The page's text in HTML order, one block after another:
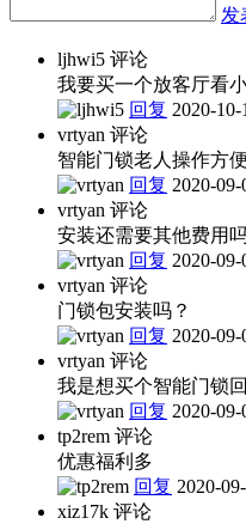
发
ljhwi5 评论
我要买一个放客厅看
回复 2020-
vrtyan 评论
智能门锁老人操作方
回复 2020-
vrtyan 评论
安装还需要其他费用
回复 2020-09-
vrtyan 评论
门锁包安装吗？
回复 2020-09-
vrtyan 评论
我是想买个智能门锁
回复 2020-
tp2rem 评论
优惠福利多
回复 2020-
xiz17k 评论